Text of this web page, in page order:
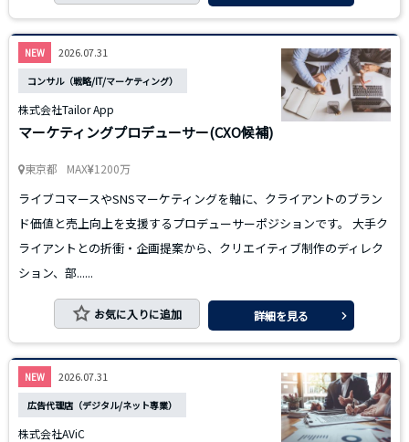
NEW 2026.07.31
コンサル（戦略/IT/マーケティング）
株式会社Tailor App
マーケティングプロデューサー(CXO候補)
東京都 MAX 1200万
ライブコマースやSNSマーケティングを軸に、クライアントのブラン
ド価値と売上向上を支援するプロデューサーポジションです。 大手ク
ライアントとの折衝・企画提案から、クリエイティブ制作のディレク
ション、部......
お気に入りに追加 詳細を見る
NEW 2026.07.31
広告代理店（デジタル/ネット専業）
株式会社AViC